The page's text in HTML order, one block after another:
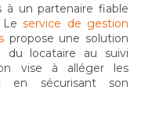
à un partenaire fiable
Leservice de gestion
propose une solution
locataire au suivi
vise à alléger les
en sécurisant son